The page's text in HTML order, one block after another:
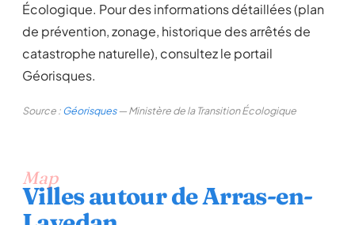
Écologique. Pour des informations détaillées (plan
de prévention, zonage, historique des arrêtés de
catastrophe naturelle), consultez le portail
Géorisques.
Source :Géorisques— Ministère de la Transition Écologique
Map
Villes autour de Arras-en-